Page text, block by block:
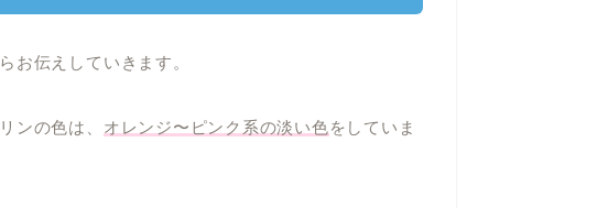
お伝えしていきます。
ンの色は、 オレンジ〜ピンク系の淡い色をしていま